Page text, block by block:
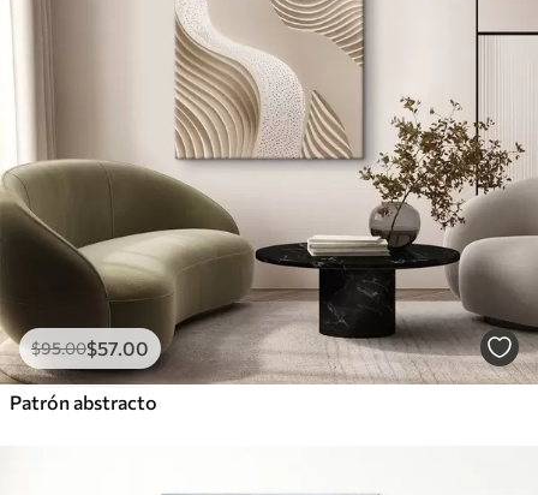
$95.00$57.00
Patrón abstracto